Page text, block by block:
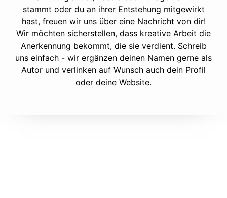
stammt oder du an ihrer Entstehung mitgewirkt
hast, freuen wir uns über eine Nachricht von dir!
Wir möchten sicherstellen, dass kreative Arbeit die
Anerkennung bekommt, die sie verdient. Schreib
uns einfach - wir ergänzen deinen Namen gerne als
Autor und verlinken auf Wunsch auch dein Profil
oder deine Website.